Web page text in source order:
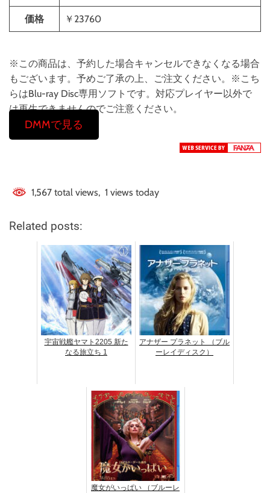
価格 ￥23760
※この商品は、予約した場合キャンセルできなくなる場合
もございます。予めご了承の上、ご注文ください。※こち
らはBlu-ray Disc専用ソフトです。対応プレイヤー以外で
は再生できませんのでご注意ください。
DMMで見る
1,567 total views, 1 views today
Related posts:
宇宙戦艦ヤマト2205 新た
なる旅立ち 1
アナザー プラネット （ブル
ーレイディスク）
魔女がいっぱい （ブルーレ